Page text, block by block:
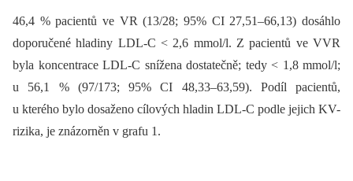
46,4 % pacientů ve VR (13/28; 95% CI 27,51–66,13) dosáhlo
doporučené hladiny LDL-C < 2,6 mmol/l. Z pacientů ve VVR
byla koncentrace LDL-C snížena dostatečně; tedy < 1,8 mmol/l;
u 56,1 % (97/173; 95% CI 48,33–63,59). Podíl pacientů,
u kterého bylo dosaženo cílových hladin LDL-C podle jejich KV-
rizika, je znázorněn v grafu 1.